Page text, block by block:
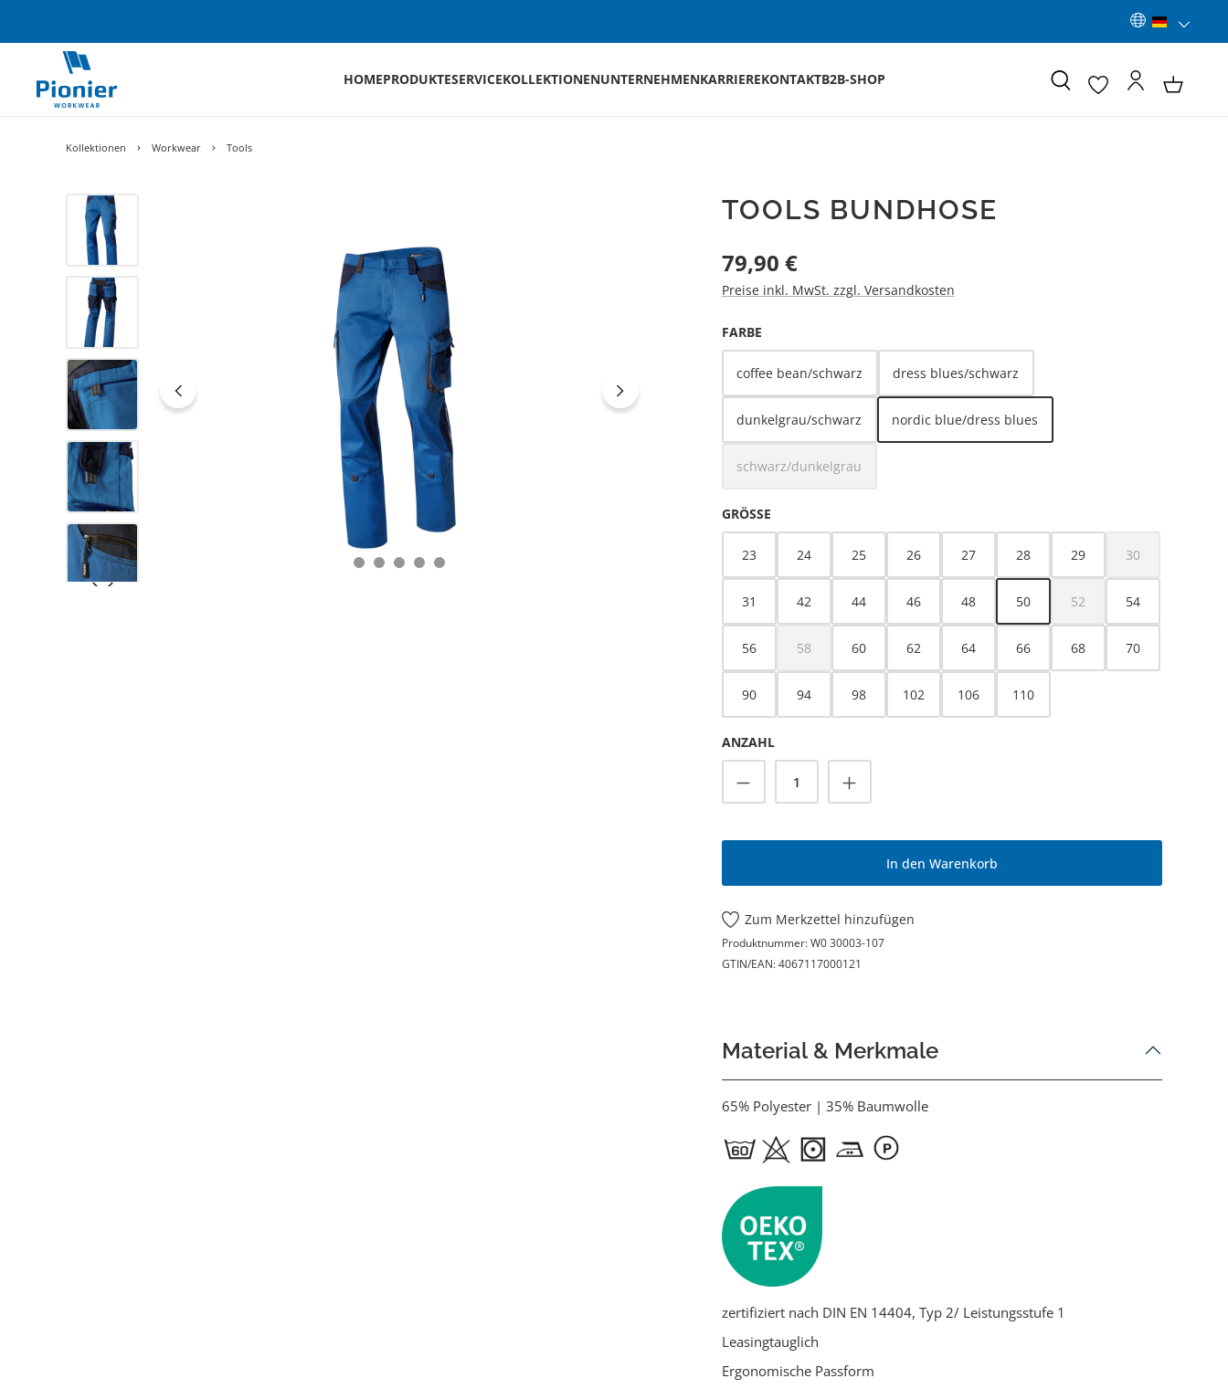
HOMEPRODUKTESERVICEKOLLEKTIONENUNTERNEHMENKARRIEREKONTAKTB2B-SHOP
Kollektionen Workwear Tools
Bildergalerie überspringen TOOLS BUNDHOSE
Regulärer Preis:
79,90 €
Preise inkl. MwSt. zzgl. Versandkosten
FARBEAUSWÄHLEN
coffee bean/schwarz dress blues/schwarz
dunkelgrau/schwarz nordic blue/dress blues
schwarz/dunkelgrau
(Diese Option ist zurzeit nicht verfügbar.)
GRÖSSE AUSWÄHLEN
23 24 25 26 27 28 29 30
(Diese Option ist
31 42 44 46 48 50 52
(Diese Option ist zurzeit
54
56 58
(Diese Option ist zurzeit nicht verfügbar.)
60 62 64 66 68 70
90 94 98 102 106 110
ANZAHL
Produkt Anzahl: Gib den gewünschten Wert ein
In den Warenkorb
Zum Merkzettel hinzufügen
Produktnummer:W0 30003-107
GTIN/EAN:4067117000121
Material & Merkmale
65% Polyester | 35% Baumwolle
zertifiziert nach DIN EN 14404, Typ 2/ Leistungsstufe 1
Leasingtauglich
Ergonomische Passform